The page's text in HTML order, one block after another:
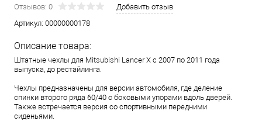
Отзывов: 0
Добавить отзыв
Артикул: 00000000178
Описание товара:
Штатные чехлы для Mitsubishi Lancer X с 2007 по 2011 года
выпуска, до рестайлинга.
Чехлы предназначены для версии автомобиля, где деление
спинки второго ряда 60/40 с боковыми упорами вдоль дверей.
Также встречается версия со спортивными передними
сиденьями.